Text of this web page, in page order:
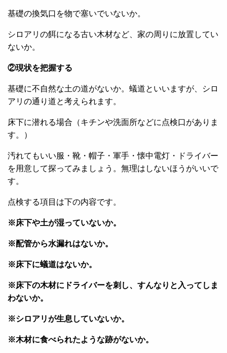
基礎の換気口を物で塞いでいないか。
シロアリの餌になる古い木材など、家の周りに放置してい
ないか。
②現状を把握する
基礎に不自然な土の道がないか。蟻道といいますが、シロ
アリの通り道と考えられます。
床下に潜れる場合（キチンや洗面所などに点検口がありま
す。）
汚れてもいい服・靴・帽子・軍手・懐中電灯・ドライバー
を用意して探ってみましょう。無理はしないほうがいいで
す。
点検する項目は下の内容です。
※床下や土が湿っていないか。
※配管から水漏れはないか。
※床下に蟻道はないか。
※床下の木材にドライバーを刺し、すんなりと入ってしま
わないか。
※シロアリが生息していないか。
※木材に食べられたような跡がないか。